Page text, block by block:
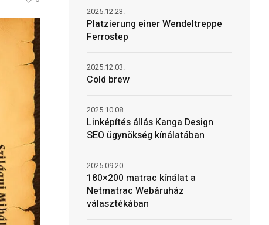
Platzierung einer Wendeltreppe
Ferrostep
2025.12.23.
Cold brew
2025.12.03.
Linképítés állás Kanga Design
SEO ügynökség kínálatában
2025.10.08.
180×200 matrac kínálat a
Netmatrac Webáruház
választékában
2025.09.20.